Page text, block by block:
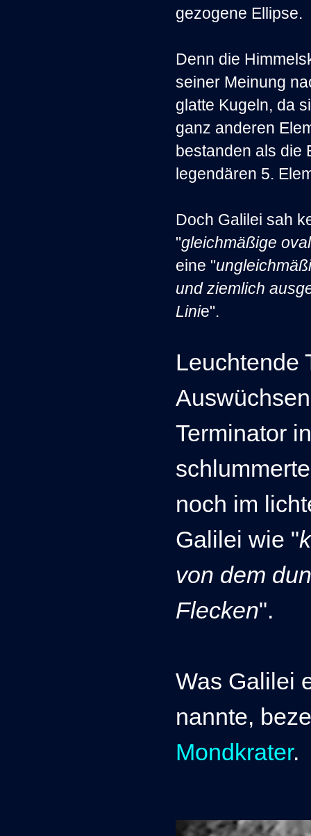
gezogene Ellipse.
Denn die
seiner Meinung
glatte Kugeln, da
ganz anderen
bestanden als die
legendären 5.
Doch Galilei sah
"gleichmäßige
eine "
und ziemlich
Linie".
Leuchtende
Terminator
noch im
Galilei wie "
von dem
Flecken".
Was Galilei
nannte,
Mondkrater.